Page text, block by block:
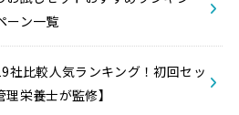
ーン一覧
社比較人気ランキング！初回セッ
栄養士が監修】